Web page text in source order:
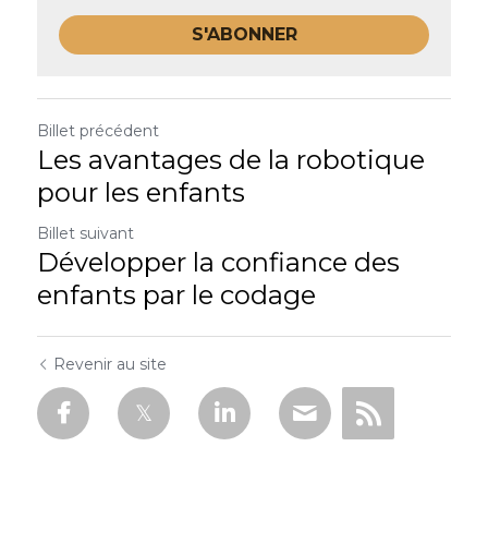
S'ABONNER
Billet précédent
Les avantages de la robotique
pour les enfants
Billet suivant
Développer la confiance des
enfants par le codage
Revenir au site